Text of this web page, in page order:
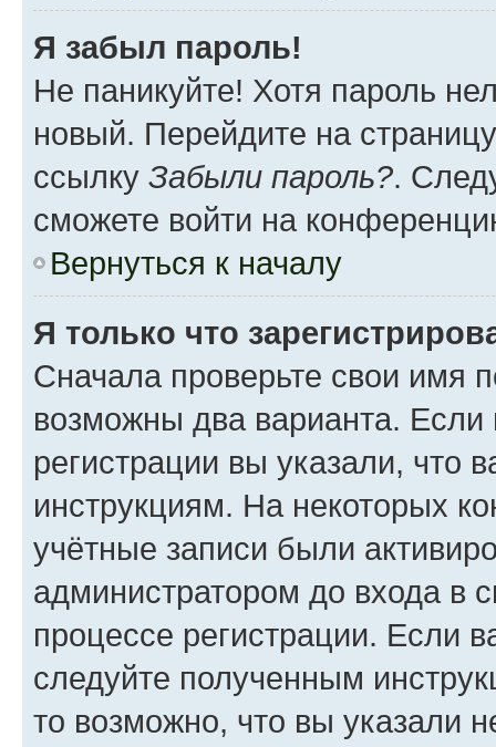
Я забыл пароль!
Не паникуйте! Хотя пароль
новый. Перейдите на
ссылку Забыли пароль?.
сможете войти на
Вернуться к началу
Я только что
Сначала проверьте свои имя
возможны два варианта.
регистрации вы указали, что
инструкциям. На некоторых
учётные записи были
администратором до входа в
процессе регистрации. Если
следуйте полученным
то возможно, что вы указали